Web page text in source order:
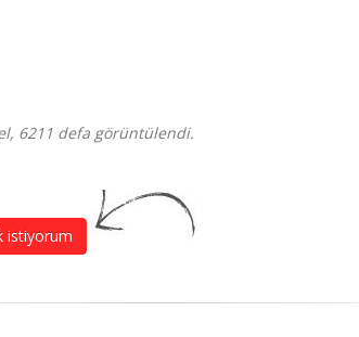
6211 defa görüntülendi.
istiyorum